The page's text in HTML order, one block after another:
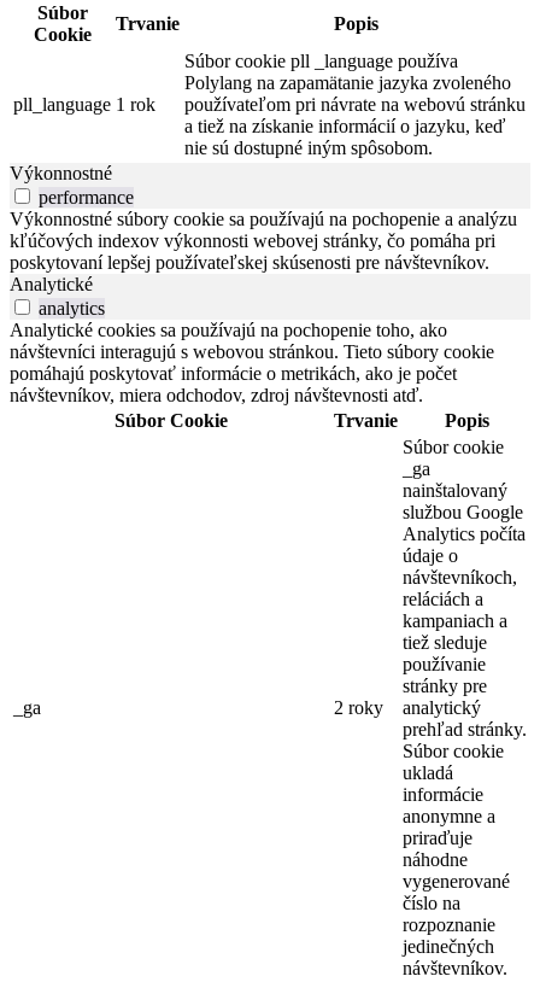
Súbor
Cookie
Trvanie Popis
pll_language 1 rok
Súbor cookie pll _language používa
Polylang na zapamätanie jazyka zvoleného
používateľom pri návrate na webovú stránku
a tiež na získanie informácií o jazyku, keď
nie sú dostupné iným spôsobom.
Výkonnostné
performance
Výkonnostné súbory cookie sa používajú na pochopenie a analýzu
kľúčových indexov výkonnosti webovej stránky, čo pomáha pri
poskytovaní lepšej používateľskej skúsenosti pre návštevníkov.
Analytické
analytics
Analytické cookies sa používajú na pochopenie toho, ako
návštevníci interagujú s webovou stránkou. Tieto súbory cookie
pomáhajú poskytovať informácie o metrikách, ako je počet
návštevníkov, miera odchodov, zdroj návštevnosti atď.
Súbor Cookie
Trvanie Popis
_ga 2 roky
Súbor cookie
_ga
nainštalovaný
službou Google
Analytics počíta
údaje o
návštevníkoch,
reláciách a
kampaniach a
tiež sleduje
používanie
stránky pre
analytický
prehľad stránky.
Súbor cookie
ukladá
informácie
anonymne a
priraďuje
náhodne
vygenerované
číslo na
rozpoznanie
jedinečných
návštevníkov.